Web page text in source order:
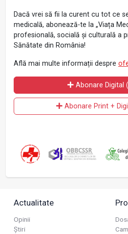
Dacă vrei să fii la curent cu tot ce
medicală, abonează-te la „Viața
profesională, socială și culturală a
Sănătate din România!
Află mai multe informații despre
Abonare Digital
Abonare Print +
Actualitate
Opinii
Știri